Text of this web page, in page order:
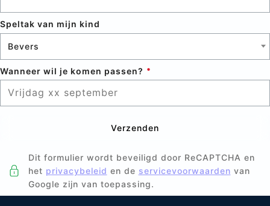
Speltak van mijn kind
Bevers
Wanneer wil je komen passen?
Verzenden
Dit formulier wordt beveiligd door ReCAPTCHA en
het privacybeleid en de servicevoorwaarden van
Google zijn van toepassing.